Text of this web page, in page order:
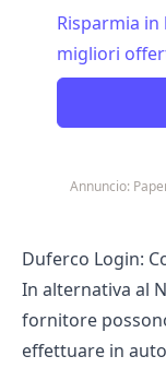
Risparmia
migliori
Annuncio:
Duferco Login:
In alternativa al
fornitore
effettuare in